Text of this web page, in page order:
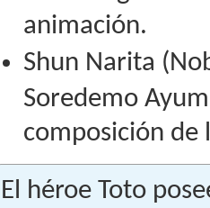
animación.
Shun Narita
Soredemo
composición de
El héroe Toto